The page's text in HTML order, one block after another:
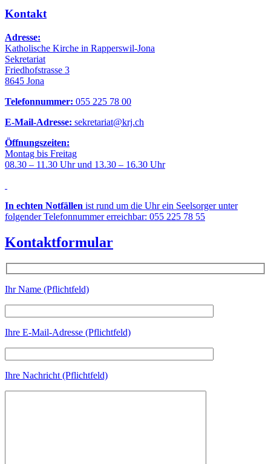
Kontakt
Adresse:
Katholische Kirche in Rapperswil-Jona
Sekretariat
Friedhofstrasse 3
8645 Jona
Telefonnummer: 055 225 78 00
E-Mail-Adresse: sekretariat@krj.ch
Öffnungszeiten:
Montag bis Freitag
08.30 – 11.30 Uhr und 13.30 – 16.30 Uhr
In echten Notfällen ist rund um die Uhr ein Seelsorger unter
folgender Telefonnummer erreichbar: 055 225 78 55
Kontaktformular
Ihr Name (Pflichtfeld)
Ihre E-Mail-Adresse (Pflichtfeld)
Ihre Nachricht (Pflichtfeld)